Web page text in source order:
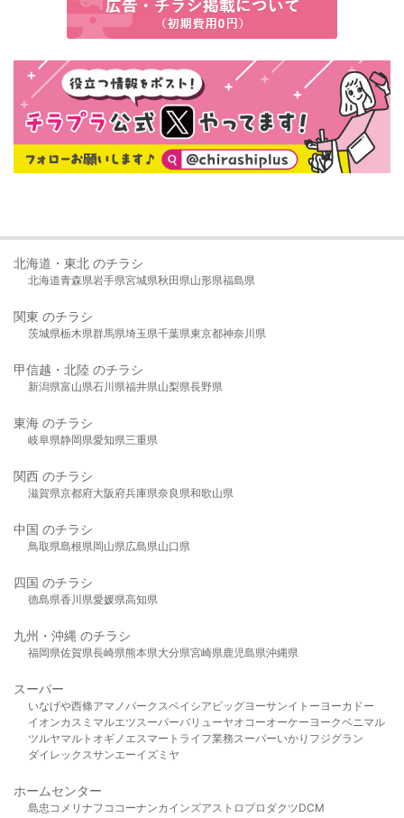
北海道・東北 のチラシ
北海道青森県岩手県宮城県秋田県山形県福島県
関東 のチラシ
茨城県栃木県群馬県埼玉県千葉県東京都神奈川県
甲信越・北陸 のチラシ
新潟県富山県石川県福井県山梨県長野県
東海 のチラシ
岐阜県静岡県愛知県三重県
関西 のチラシ
滋賀県京都府大阪府兵庫県奈良県和歌山県
中国 のチラシ
鳥取県島根県岡山県広島県山口県
四国 のチラシ
徳島県香川県愛媛県高知県
九州・沖縄 のチラシ
福岡県佐賀県長崎県熊本県大分県宮崎県鹿児島県沖縄県
スーパー
いなげや西條アマノパークスベイシア ビッグヨーサンイトーヨーカドー
イオンカスミ マルエツスーパーバリューヤオコーオーケー ヨークベニマル
ツルヤマルト オギノ エスマート ライフ業務スーパーいかり フジグラン
ダイレックスサンエーイズミヤ
ホームセンター
島忠 コメリ ナフコ コーナンカインズアストロプロダクツDCM